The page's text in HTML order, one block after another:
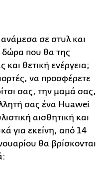
σε στυλ και
δώρα που θα της
και θετική ενέργεια;
να προσφέρετε
σας, την μαμά σας,
σας ένα Huawei
αισθητική και
για εκείνη, από 14
θα βρίσκονται